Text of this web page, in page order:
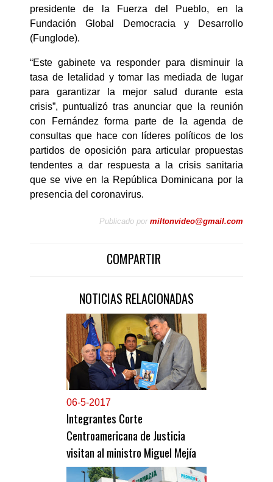
presidente de la Fuerza del Pueblo, en la
Fundación Global Democracia y Desarrollo
(Funglode).
“Este gabinete va responder para disminuir la
tasa de letalidad y tomar las mediada de lugar
para garantizar la mejor salud durante esta
crisis”, puntualizó tras anunciar que la reunión
con Fernández forma parte de la agenda de
consultas que hace con líderes políticos de los
partidos de oposición para articular propuestas
tendentes a dar respuesta a la crisis sanitaria
que se vive en la República Dominicana por la
presencia del coronavirus.
Publicado por miltonvideo@gmail.com
COMPARTIR
NOTICIAS RELACIONADAS
06-5-2017
Integrantes Corte
Centroamericana de Justicia
visitan al ministro Miguel Mejía